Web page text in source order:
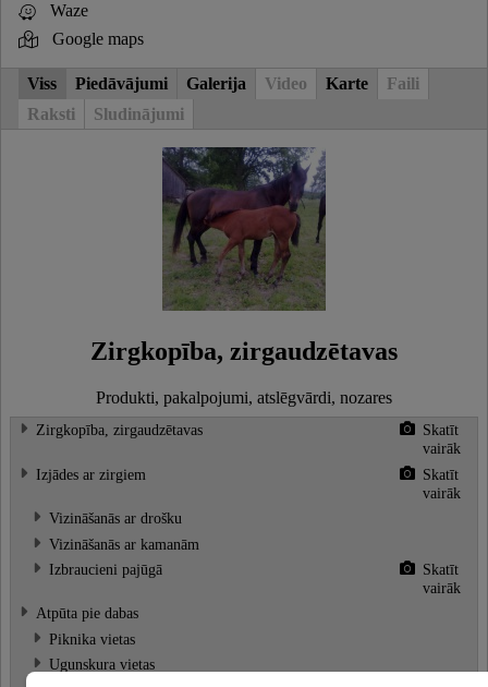
Waze
Google maps
Viss Piedāvājumi Galerija Video Karte
Faili
Raksti
Sludinājumi
Zirgkopība, zirgaudzētavas
Produkti, pakalpojumi, atslēgvārdi, nozares
Zirgkopība, zirgaudzētavas
Skatīt
vairāk
Izjādes ar zirgiem
Skatīt
vairāk
Vizināšanās ar drošku
Vizināšanās ar kamanām
Izbraucieni pajūgā
Skatīt
vairāk
Atpūta pie dabas
Piknika vietas
Ugunskura vietas